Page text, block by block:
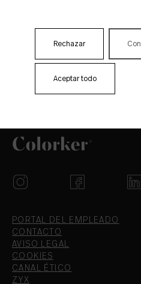
PORTAL DEL EMPLEADO
CONTACTO
AVISO LEGAL
COOKIES
CANAL ÉTICO
ZYX
Aceptar todo
Rechazar